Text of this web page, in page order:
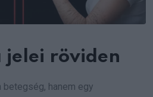
jelei röviden
hanem egy